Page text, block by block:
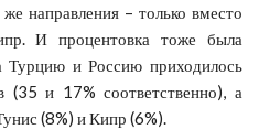
направления – только вместо
И процентовка тоже была
Турцию и Россию приходилось
(35 и 17% соответственно), а
(8%) и Кипр (6%).